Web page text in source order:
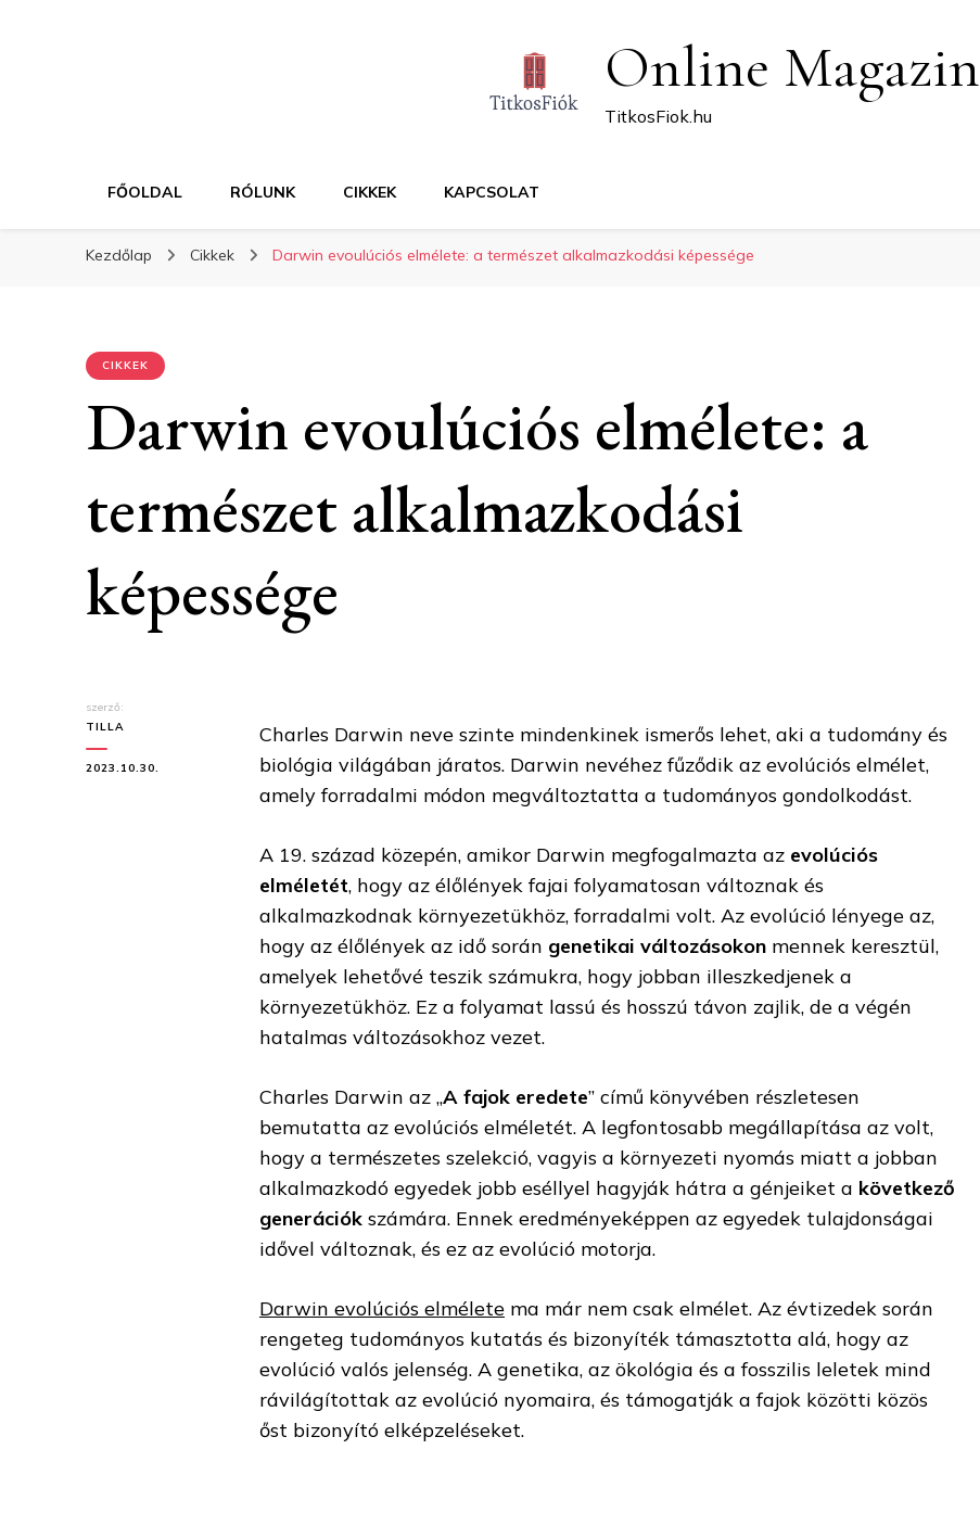
Online Magazin
TitkosFiok.hu
FŐOLDAL RÓLUNK CIKKEK KAPCSOLAT
Kezdőlap Cikkek Darwin evoulúciós elmélete: a természet alkalmazkodási képessége
CIKKEK
Darwin evoulúciós elmélete: a
természet alkalmazkodási
képessége
szerző:
TILLA
2023.10.30.
Charles Darwin neve szinte mindenkinek ismerős lehet, aki a tudomány és
biológia világában járatos. Darwin nevéhez fűződik az evolúciós elmélet,
amely forradalmi módon megváltoztatta a tudományos gondolkodást.
A 19. század közepén, amikor Darwin megfogalmazta az evolúciós
elméletét, hogy az élőlények fajai folyamatosan változnak és
alkalmazkodnak környezetükhöz, forradalmi volt. Az evolúció lényege az,
hogy az élőlények az idő során genetikai változásokon mennek keresztül,
amelyek lehetővé teszik számukra, hogy jobban illeszkedjenek a
környezetükhöz. Ez a folyamat lassú és hosszú távon zajlik, de a végén
hatalmas változásokhoz vezet.
Charles Darwin az „A fajok eredete” című könyvében részletesen
bemutatta az evolúciós elméletét. A legfontosabb megállapítása az volt,
hogy a természetes szelekció, vagyis a környezeti nyomás miatt a jobban
alkalmazkodó egyedek jobb eséllyel hagyják hátra a génjeiket a következő
generációk számára. Ennek eredményeképpen az egyedek tulajdonságai
idővel változnak, és ez az evolúció motorja.
Darwin evolúciós elmélete ma már nem csak elmélet. Az évtizedek során
rengeteg tudományos kutatás és bizonyíték támasztotta alá, hogy az
evolúció valós jelenség. A genetika, az ökológia és a fosszilis leletek mind
rávilágítottak az evolúció nyomaira, és támogatják a fajok közötti közös
őst bizonyító elképzeléseket.